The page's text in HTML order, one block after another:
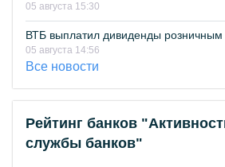
05 августа 15:30
ВТБ выплатил дивиденды
05 августа 14:56
Все новости
Рейтинг банков
службы банков"